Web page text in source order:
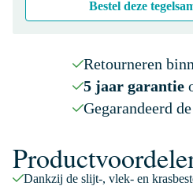
Bestel deze
Retourneren
5 jaar garantie
Gegarandeerd de
Dankzij de slijt-, vlek- en